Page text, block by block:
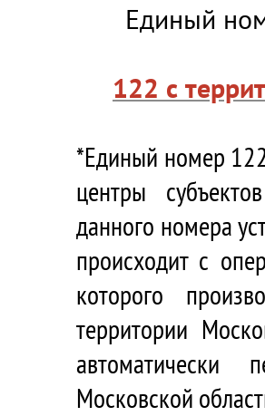
Единый
122 с
*Единый номер
центры
данного номера
происходит с
которого
территории
автоматически
Московской